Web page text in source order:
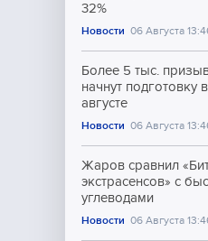
32%
Новости 06 Августа
Более 5 тыс.
начнут подготовку
августе
Новости 06 Августа
Жаров сравнил
экстрасенсов» с
углеводами
Новости 06 Августа